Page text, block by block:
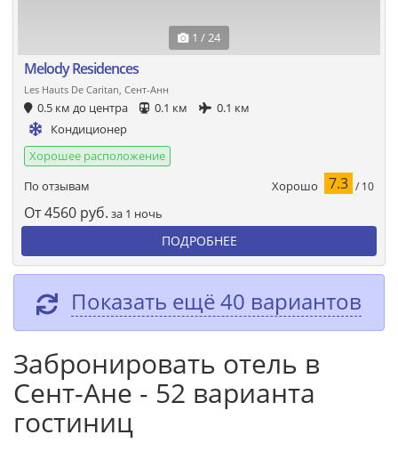
1 / 24
Melody Residences
Les Hauts De Caritan, Сент-Анн
0.5 км до центра 0.1 км
0.1 км
Кондиционер
Хорошее расположение
По отзывам
Хорошо 7.3 / 10
От4560 руб. за 1 ночь
ПОДРОБНЕЕ
Показать ещё 40 вариантов
Забронировать отель в
Сент-Ане - 52 варианта
гостиниц